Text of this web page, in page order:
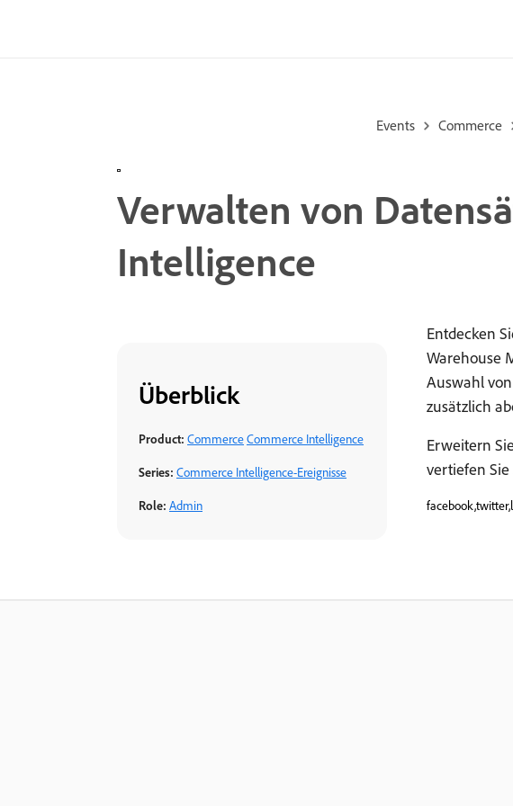
Events Commerce
Verwalten von
Intelligence
Entdecken
Warehouse
Auswahl
zusätzlich
Erweitern
vertiefen
Überblick
Product: CommerceCommerce Intelligence
Series: Commerce Intelligence-Ereignisse
Role: Admin